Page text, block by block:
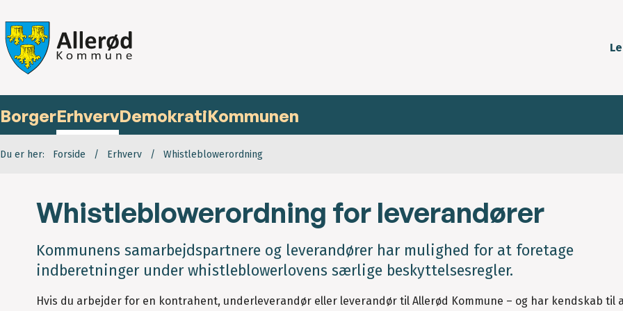
BorgerErhvervDemokratiKommunen
Du er her: Forside Erhverv Whistleblowerordning
Whistleblowerordning for leverandører
Kommunens samarbejdspartnere og leverandører har mulighed for at foretage
indberetninger under whistleblowerlovens særlige beskyttelsesregler.
Hvis du arbejder for en kontrahent, underleverandør eller leverandør til Allerød Kommune – og har kendskab til